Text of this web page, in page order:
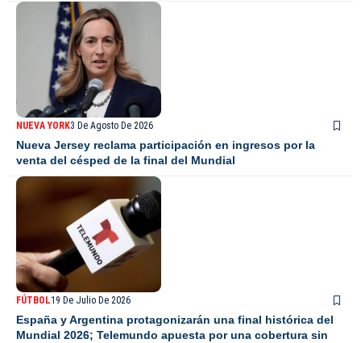
NUEVA YORK3 De Agosto De 2026
Nueva Jersey reclama participación en ingresos por la
venta del césped de la final del Mundial
FÚTBOL19 De Julio De 2026
España y Argentina protagonizarán una final histórica del
Mundial 2026; Telemundo apuesta por una cobertura sin